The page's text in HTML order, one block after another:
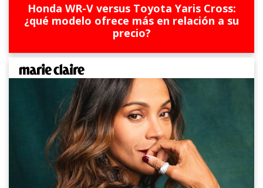
Honda WR-V versus Toyota Yaris Cross:
¿qué modelo ofrece más en relación a su
precio?